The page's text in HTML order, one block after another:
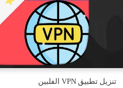
تنزيل تطبيق VPN الفلبين